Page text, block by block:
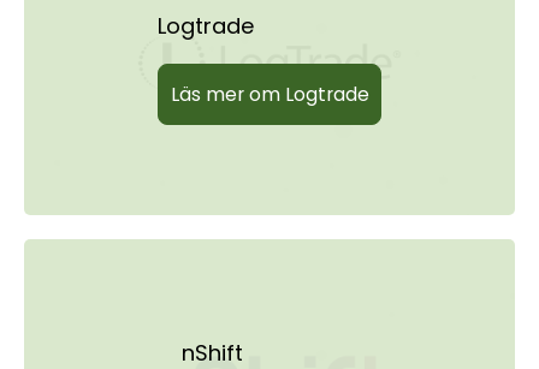
Logtrade
Läs mer om Logtrade
nShift